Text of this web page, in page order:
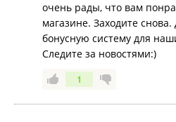
очень рады, что вам
магазине. Заходите
бонусную систему для
Следите за новостями:)
1